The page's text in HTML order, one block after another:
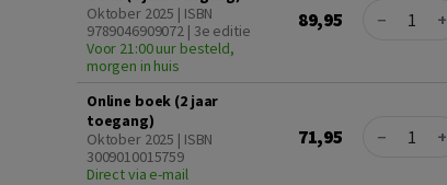
Oktober 2025 | ISBN
9789046909072 | 3e editie
Voor 21:00 uur besteld,
morgen in huis
89,95 Quantity
− +
Online boek (2 jaar
toegang)
Oktober 2025 | ISBN
3009010015759
Direct via e-mail
71,95 Quantity
− +